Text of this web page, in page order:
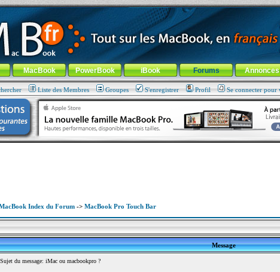
100% nomade !
au menu général-Aller au menu de la rubrique
MacBook PowerBook iBook Forums Annonces
Liste des Membres Groupes S'enregistrer Profil Se connecter
Index du Forum-> MacBook Pro Touch Bar
Message
du message: iMac ou macbookpro ?